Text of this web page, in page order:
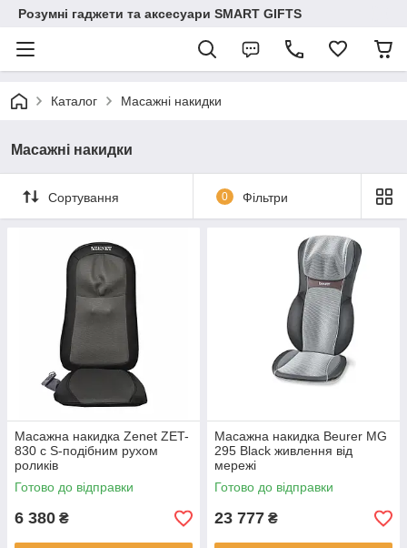
Розумні гаджети та аксесуари SMART GIFTS
Каталог Масажні накидки
Масажні накидки
Сортування 0 Фільтри
Масажна накидка Zenet ZET-
830 c S-подібним рухом
роликів
Готово до відправки
6 380 ₴
Масажна накидка Beurer MG
295 Black живлення від
мережі
Готово до відправки
23 777 ₴